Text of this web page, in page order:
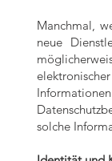
Manchmal,
neue
solche